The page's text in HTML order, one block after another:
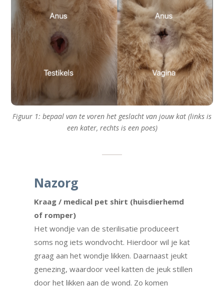
Figuur 1: bepaal van te voren het geslacht van jouw kat (links is
een kater, rechts is een poes)
Nazorg
Kraag / medical pet shirt (huisdierhemd
of romper)
Het wondje van de sterilisatie produceert
soms nog iets wondvocht. Hierdoor wil je kat
graag aan het wondje likken. Daarnaast jeukt
genezing, waardoor veel katten de jeuk stillen
door het likken aan de wond. Zo komen